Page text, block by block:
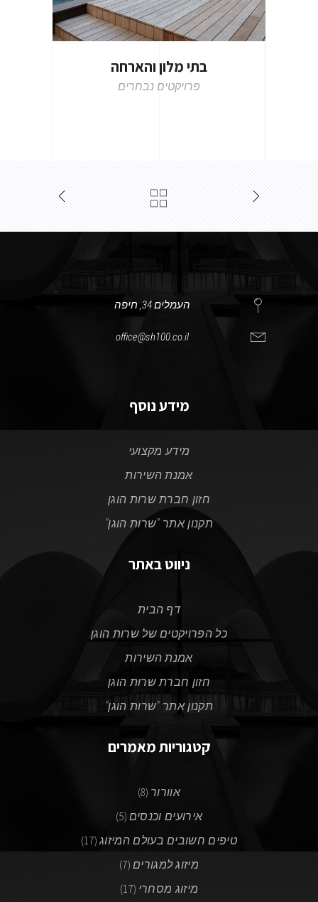
בתי מלון והארחה
פרויקטים נבחרים
העמלים 34, חיפה
office@sh100.co.il
מידע נוסף
מידע מקצועי
אמנת השירות
חזון חברת שרות הוגן
תקנון אתר "שרות הוגן"
ניווט באתר
דף הבית
כל הפרויקטים של שרות הוגן
אמנת השירות
חזון חברת שרות הוגן
תקנון אתר "שרות הוגן"
קטגוריות מאמרים
אוורור (8)
אירועים וכנסים (5)
טיפים חשובים בעולם המיזוג (17)
מיזוג למגורים (7)
מיזוג מסחרי (17)